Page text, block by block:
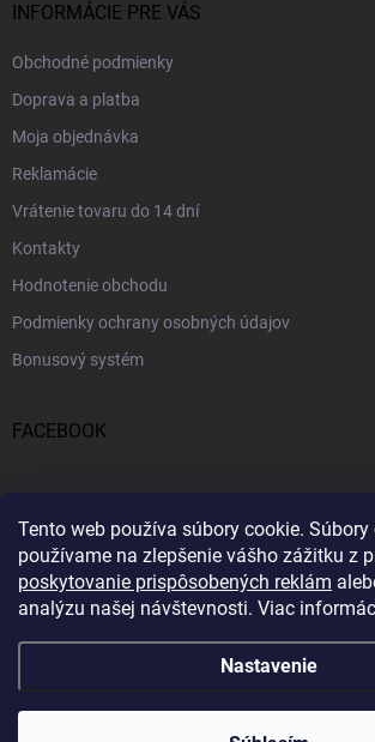
Tento web používa súbory cookie. Súbory
používame na zlepšenie vášho zážitku z
poskytovanie prispôsobených reklám
analýzu našej návštevnosti. Viac
Nastavenie
INFORMÁCIE PRE VÁS
Obchodné podmienky
Doprava a platba
Moja objednávka
Reklamácie
Vrátenie tovaru do 14 dní
Kontakty
Hodnotenie obchodu
Podmienky ochrany osobných údajov
Bonusový systém
FACEBOOK
PRIJÍMAME ONLINE PLATBY
Profitent.sk . Všetky práva